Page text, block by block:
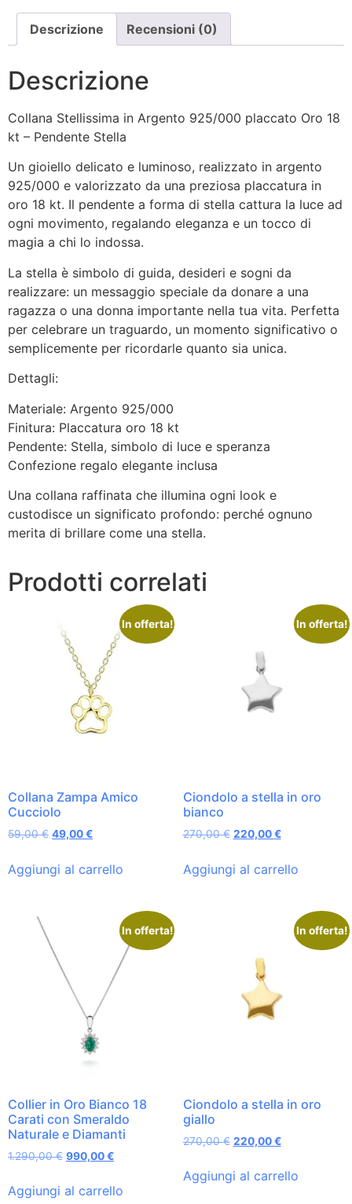
Descrizione Recensioni (0)
Descrizione
Collana Stellissima in Argento 925/000 placcato Oro 18
kt – Pendente Stella
Un gioiello delicato e luminoso, realizzato in argento
925/000 e valorizzato da una preziosa placcatura in
oro 18 kt. Il pendente a forma di stella cattura la luce ad
ogni movimento, regalando eleganza e un tocco di
magia a chi lo indossa.
La stella è simbolo di guida, desideri e sogni da
realizzare: un messaggio speciale da donare a una
ragazza o una donna importante nella tua vita. Perfetta
per celebrare un traguardo, un momento significativo o
semplicemente per ricordarle quanto sia unica.
Dettagli:
Materiale: Argento 925/000
Finitura: Placcatura oro 18 kt
Pendente: Stella, simbolo di luce e speranza
Confezione regalo elegante inclusa
Una collana raffinata che illumina ogni look e
custodisce un significato profondo: perché ognuno
merita di brillare come una stella.
Prodotti correlati
In offerta!
Collana Zampa Amico
Cucciolo
59,00€ 49,00€
Aggiungi al carrello
In offerta!
Ciondolo a stella in oro
bianco
270,00€ 220,00€
Aggiungi al carrello
In offerta!
Collier in Oro Bianco 18
Carati con Smeraldo
Naturale e Diamanti
1.290,00€ 990,00€
Aggiungi al carrello
In offerta!
Ciondolo a stella in oro
giallo
270,00€ 220,00€
Aggiungi al carrello